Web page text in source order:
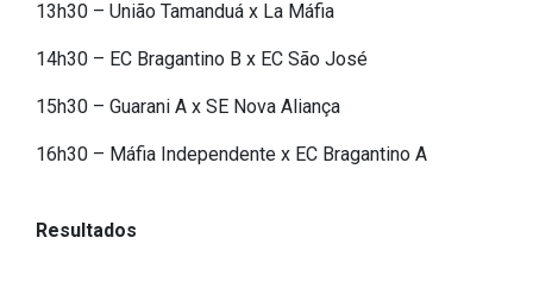
Publicações
Diário Oficial (Até 30/04)
13h30 – União Tamanduá x La Máfia
14h30 – EC Bragantino B x EC São José
15h30 – Guarani A x SE Nova Aliança
16h30 – Máfia Independente x EC Bragantino A
Resultados